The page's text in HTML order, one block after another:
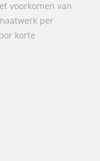
voorkomen van
per
korte